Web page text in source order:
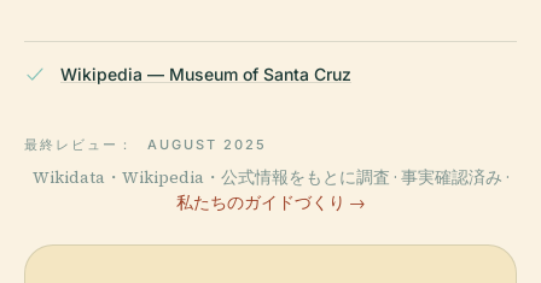
Wikipedia — Museum of Santa Cruz
最終レビュー： AUGUST 2025
Wikidata・Wikipedia・公式情報をもとに調査 · 事実確認済み ·
私たちのガイドづくり →